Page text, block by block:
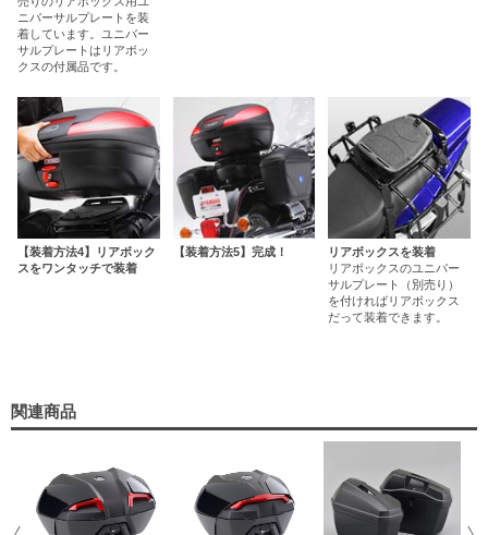
ニバーサルプレートを装
着しています。ユニバー
サルプレートはリアボッ
クスの付属品です。
【装着方法4】リアボック
スをワンタッチで装着
【装着方法5】完成！
リアボックスを装着
リアボックスのユニバー
サルプレート（別売り）
を付ければリアボックス
だって装着できます。
関連商品